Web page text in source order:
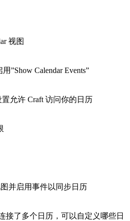
视图
”Show Calendar Events”
允许 Craft 访问你的日历
并启用事件以同步日历
接了多个日历，可以自定义哪些日